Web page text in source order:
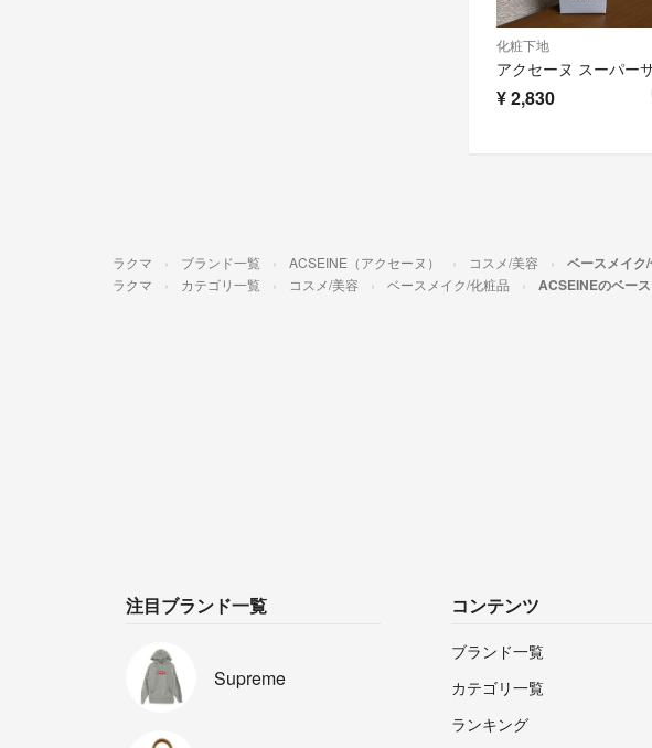
化粧下地
¥2,830
ラクマ ブランド一覧 ACSEINE（アクセーヌ） コスメ/美容 ベースメイク
ラクマ カテゴリ一覧 コスメ/美容 ベースメイク/化粧品 ACSEINEのベー
注目ブランド一覧
Supreme
コンテンツ
ブランド一覧
カテゴリ一覧
ランキング